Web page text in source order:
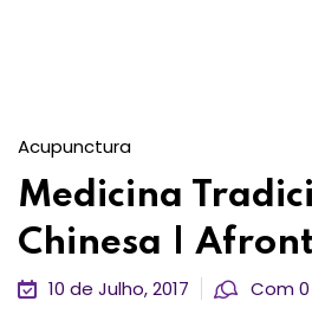
Acupunctura
Medicina
Chinesa |
10 de Julho, 2017 Com 0